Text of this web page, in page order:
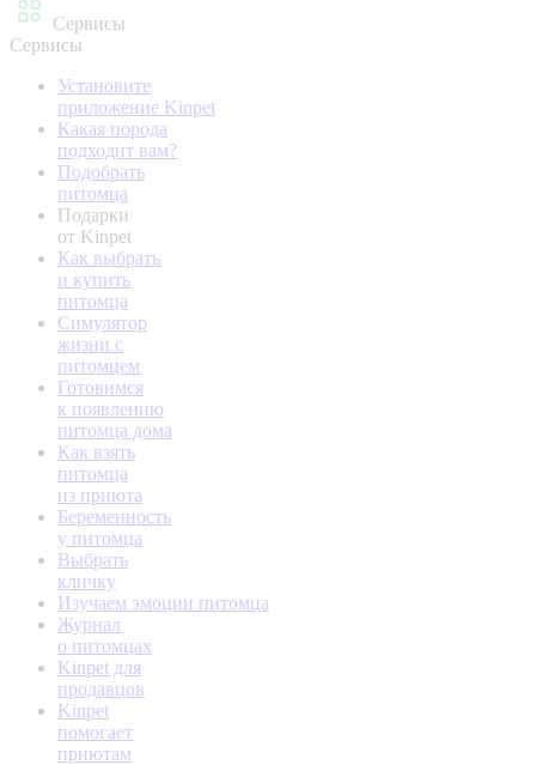
Сервисы
Сервисы
Установите
приложение Kinpet
Какая порода
подходит вам?
Подобрать
питомца
Подарки
от Kinpet
Как выбрать
и купить
питомца
Симулятор
жизни с
питомцем
Готовимся
к появлению
питомца дома
Как взять
питомца
из приюта
Беременность
у питомца
Выбрать
кличку
Изучаем эмоции питомца
Журнал
о питомцах
Kinpet для
продавцов
Kinpet
помогает
приютам